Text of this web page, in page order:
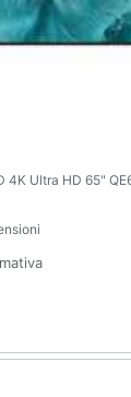
4K Ultra HD 65"